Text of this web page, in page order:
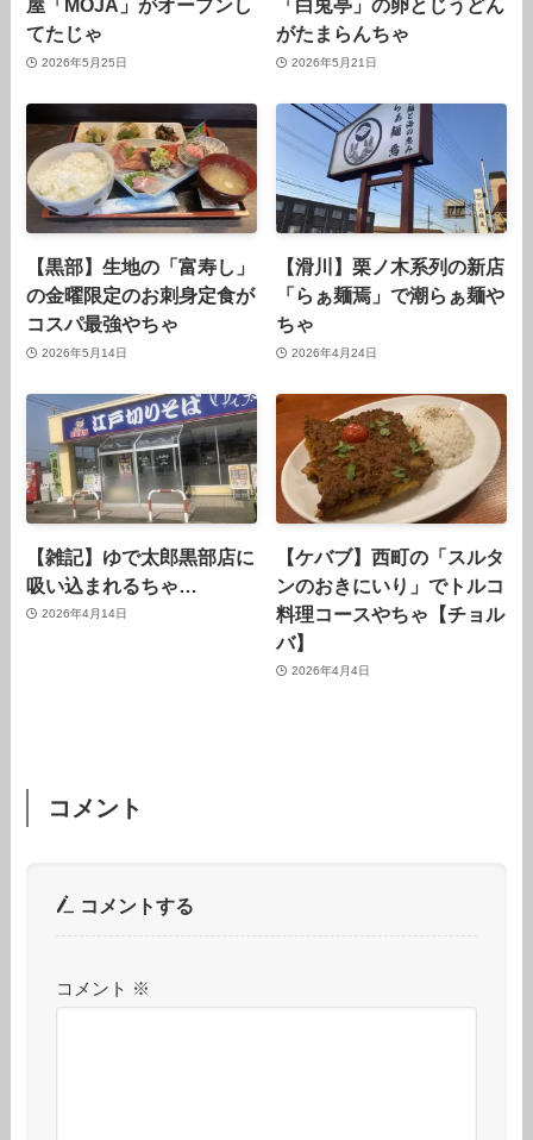
屋「MOJA」がオープンし
てたじゃ
2026年5月25日
「白兎亭」の卵とじうどん
がたまらんちゃ
2026年5月21日
【黒部】生地の「富寿し」
の金曜限定のお刺身定食が
コスパ最強やちゃ
2026年5月14日
【滑川】栗ノ木系列の新店
「らぁ麺焉」で潮らぁ麺や
ちゃ
2026年4月24日
【雑記】ゆで太郎黒部店に
吸い込まれるちゃ…
2026年4月14日
【ケバブ】西町の「スルタ
ンのおきにいり」でトルコ
料理コースやちゃ【チョル
バ】
2026年4月4日
コメント
コメントする
コメント ※